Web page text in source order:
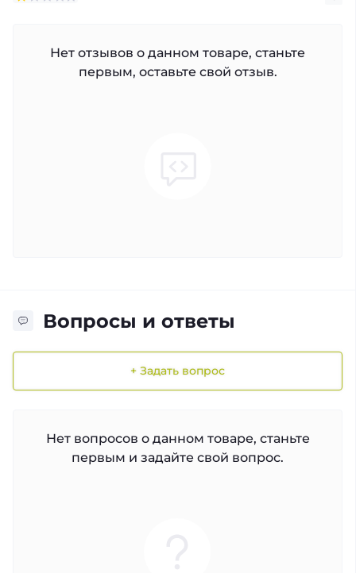
Нет отзывов о данном товаре, станьте
первым, оставьте свой отзыв.
Вопросы и ответы
+ Задать вопрос
Нет вопросов о данном товаре, станьте
первым и задайте свой вопрос.